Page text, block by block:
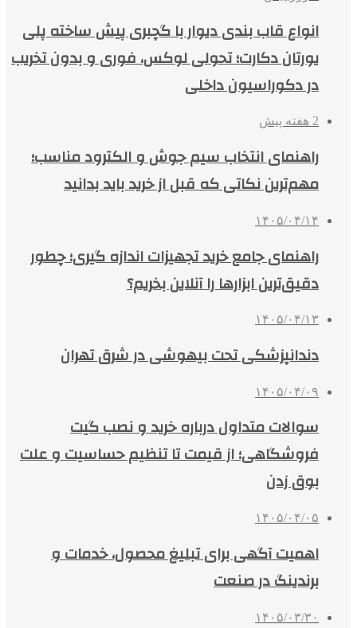
انواع قاب بندی دیوار با گچبری پیش ساخته پلی
یورتان دکارت؛ تحولی لوکس، فوری و بدون تخریب
در دکوراسیون داخلی
2 هفته پیش
راهنمای انتخاب سیم جوش و الکترود مناسب؛
مهم‌ترین نکاتی که قبل از خرید باید بدانید
۱۴۰۵/۰۴/۱۴
راهنمای جامع خرید تجهیزات اندازه گیری؛ چطور
دقیق‌ترین ابزارها را آنلاین بخریم؟
۱۴۰۵/۰۴/۱۳
دندانپزشکی تحت بیهوشی در شرق تهران
۱۴۰۵/۰۴/۰۹
سوالات متداول درباره خرید و نصب گیت
فروشگاهی؛ از قیمت تا تنظیم حساسیت و علت
بوق زدن
۱۴۰۵/۰۴/۰۵
اهمیت آگهی برای تبلیغ محصول، خدمات و
برندینگ در صنعت
۱۴۰۵/۰۳/۳۰